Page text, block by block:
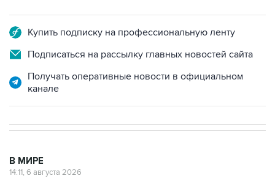
Купить подписку на профессиональную ленту
Подписаться на рассылку главных новостей сайта
Получать оперативные новости в официальном
канале
В МИРЕ
14:11, 6 августа 2026